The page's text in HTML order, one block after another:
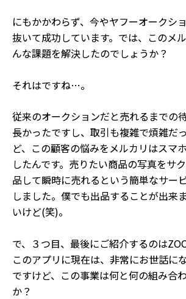
にもかかわらず、今やヤフーオークシ
抜いて成功しています。では、このメ
んな課題を解決したのでしょうか？
それはですね…。
従来のオークションだと売れるまでの
長かったですし、取引も複雑で煩雑だ
ど、この顧客の悩みをメルカリはスマ
したんです。売りたい商品の写真をサ
品して瞬時に売れるという簡単なサー
しました。僕でも出品することが出来
いけど(笑)。
で、３つ目、最後にご紹介するのは
このアプリに現在は、非常にお世話に
ですけど、この事業は何と何の組み合
か？